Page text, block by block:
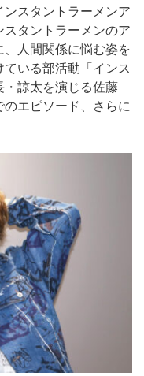
スタントラーメンア
タントラーメンのア
人間関係に悩む姿を
いる部活動「インス
・諒太を演じる佐藤
エピソード、さらに